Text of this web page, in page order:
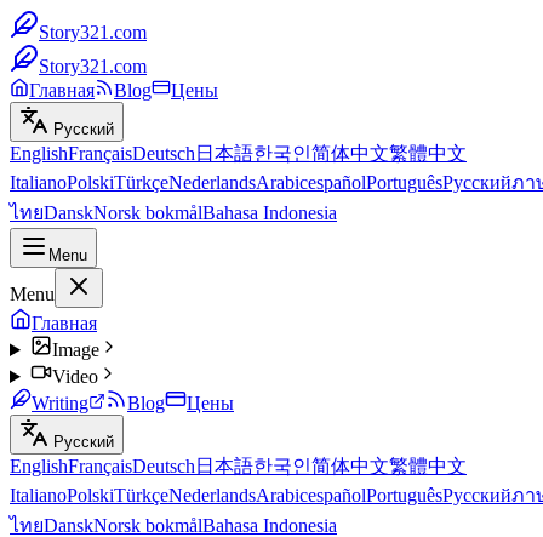
Story321.com
Story321.com
Главная
Blog Цены
Русский
EnglishFrançaisDeutsch 日本語한국인简体中文繁體中文
ItalianoPolskiTürkçeNederlandsArabicespañolPortuguêsРусскийภา
ไทยDanskNorsk bokmålBahasa Indonesia
Menu
Menu
Главная
Image
Video
Writing
Blog Цены
Русский
EnglishFrançaisDeutsch 日本語한국인简体中文繁體中文
ItalianoPolskiTürkçeNederlandsArabicespañolPortuguêsРусскийภา
ไทยDanskNorsk bokmålBahasa Indonesia